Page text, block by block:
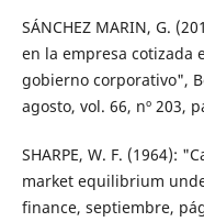
SÁNCHEZ MARIN, G.
en la empresa cotizada
gobierno corporativo",
agosto, vol. 66, nº 203,
SHARPE, W. F. (1964):
market equilibrium
finance, septiembre,